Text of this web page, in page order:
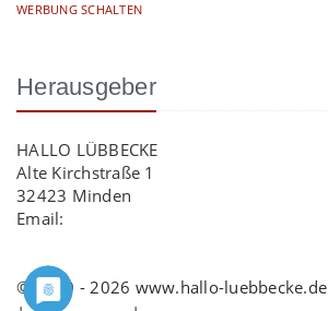
WERBUNG SCHALTEN
Herausgeber
HALLO LÜBBECKE
Alte Kirchstraße 1
32423 Minden
Email:
© 2009 - 2026 www.hallo-luebbecke.de